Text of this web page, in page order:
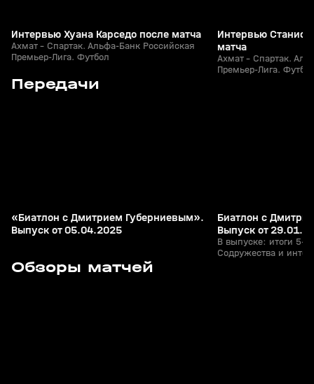
Интервью Хуана Карседо после матча
Ахмат - Спартак. Альфа-Банк Российская
Премьер-Лига. Футбол
Интервью
матча
Ахмат - Спартак.
Премьер-Лига.
Передачи
06 апр 2025, 14:57
«Биатлон с Дмитрием Губерниевым».
Выпуск от 05.04.2025
29 янв 2023, 14:52
Биатлон с
Выпуск от
В выпуске: итоги 5-
Содружества и
Обзоры матчей
05 авг, 23:40 05 авг, 23:13